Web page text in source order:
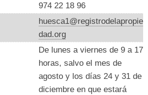
974 22 18 96
huesca1@registrodelapropie
dad.org
De lunes a viernes de 9 a 17
horas, salvo el mes de
agosto y los días 24 y 31 de
diciembre en que estará